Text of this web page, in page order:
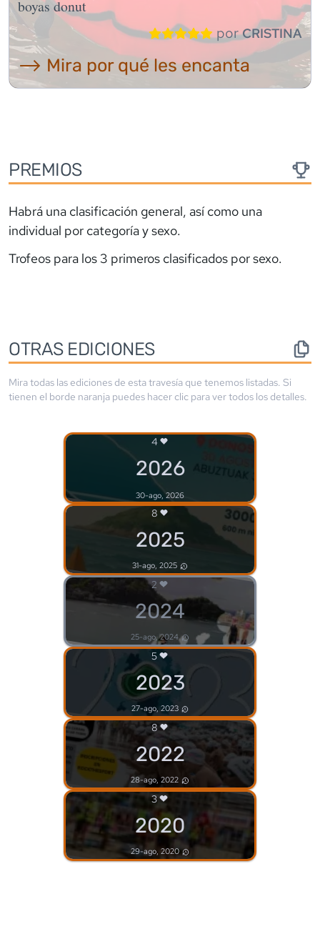
boyas donut
porCRISTINA
⟶ Mira por qué les encanta
PREMIOS
Habrá una clasificación general, así como una
individual por categoría y sexo.
Trofeos para los 3 primeros clasificados por sexo.
OTRAS EDICIONES
Mira todas las ediciones de esta travesía que tenemos listadas. Si
tienen el borde naranja puedes hacer clic para ver todos los detalles.
4
2026
30-ago, 2026
8
2025
31-ago, 2025
2
2024
25-ago, 2024
5
2023
27-ago, 2023
8
2022
28-ago, 2022
3
2020
29-ago, 2020